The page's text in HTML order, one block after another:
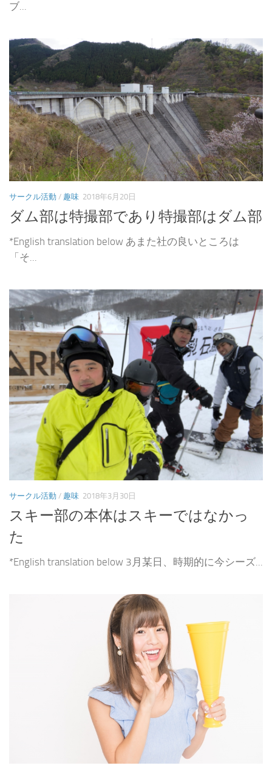
ブ...
サークル活動 / 趣味 2018年6月20日
ダム部は特撮部であり特撮部はダム部
*English translation below あまた社の良いところは
「そ...
サークル活動 / 趣味 2018年3月30日
スキー部の本体はスキーではなかっ
た
*English translation below 3月某日、時期的に今シーズ...